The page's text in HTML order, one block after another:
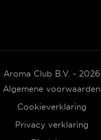
Aroma Club B.V. - 2026
Algemene voorwaarden
Cookieverklaring
Privacy verklaring